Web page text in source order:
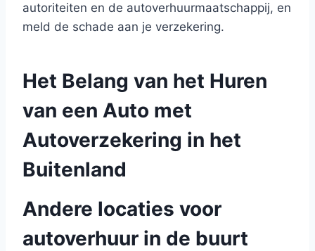
autoriteiten en de autoverhuurmaatschappij, en
meld de schade aan je verzekering.
Het Belang van het Huren
van een Auto met
Autoverzekering in het
Buitenland
Andere locaties voor
autoverhuur in de buurt